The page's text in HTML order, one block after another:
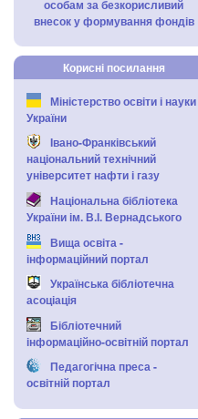
особам за безкорисливий
внесок у формування фондів
Корисні посилання
Міністерство освіти і науки
України
Івано-Франківський
національний технічний
університет нафти і газу
Національна бібліотека
України ім. В.І. Вернадського
Вища освіта -
інформаційний портал
Українська бібліотечна
асоціація
Бібліотечний
інформаційно-освітній портал
Педагогічна преса -
освітній портал